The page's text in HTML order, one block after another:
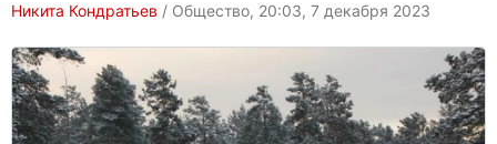
Никита Кондратьев / Общество, 20:03, 7 декабря 2023